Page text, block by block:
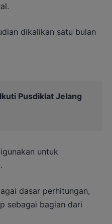
dikalikan satu bulan
Pusdiklat Jelang
untuk
dasar perhitungan,
sebagai bagian dari